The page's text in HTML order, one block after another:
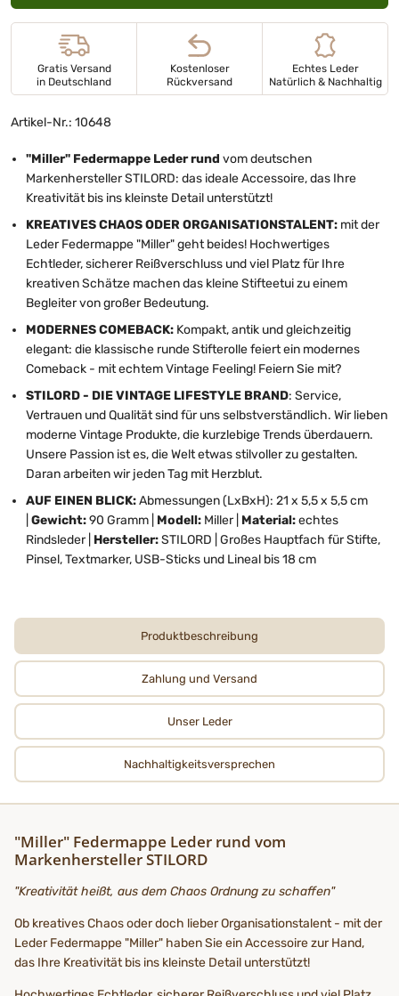
Gratis Versand
in Deutschland
Kostenloser
Rückversand
Echtes Leder
Natürlich & Nachhaltig
Artikel-Nr.: 10648
"Miller" Federmappe Leder rund vom deutschen
Markenhersteller STILORD: das ideale Accessoire, das Ihre
Kreativität bis ins kleinste Detail unterstützt!
KREATIVES CHAOS ODER ORGANISATIONSTALENT: mit der
Leder Federmappe "Miller" geht beides! Hochwertiges
Echtleder, sicherer Reißverschluss und viel Platz für Ihre
kreativen Schätze machen das kleine Stifteetui zu einem
Begleiter von großer Bedeutung.
MODERNES COMEBACK: Kompakt, antik und gleichzeitig
elegant: die klassische runde Stifterolle feiert ein modernes
Comeback - mit echtem Vintage Feeling! Feiern Sie mit?
STILORD - DIE VINTAGE LIFESTYLE BRAND: Service,
Vertrauen und Qualität sind für uns selbstverständlich. Wir lieben
moderne Vintage Produkte, die kurzlebige Trends überdauern.
Unsere Passion ist es, die Welt etwas stilvoller zu gestalten.
Daran arbeiten wir jeden Tag mit Herzblut.
AUF EINEN BLICK:Abmessungen (LxBxH): 21 x 5,5 x 5,5 cm
Gewicht:90 Gramm | Modell: Miller | Material:echtes
Rindsleder | Hersteller:STILORD | Großes Hauptfach für Stifte,
Pinsel, Textmarker, USB-Sticks und Lineal bis 18 cm
Produktbeschreibung
Zahlung und Versand
Unser Leder
Nachhaltigkeits­­­versprechen
"Miller" Federmappe Leder rund vom
Markenhersteller STILORD
"Kreativität heißt, aus dem Chaos Ordnung zu schaffen"
Ob kreatives Chaos oder doch lieber Organisationstalent - mit der
Leder Federmappe "Miller" haben Sie ein Accessoire zur Hand,
das Ihre Kreativität bis ins kleinste Detail unterstützt!